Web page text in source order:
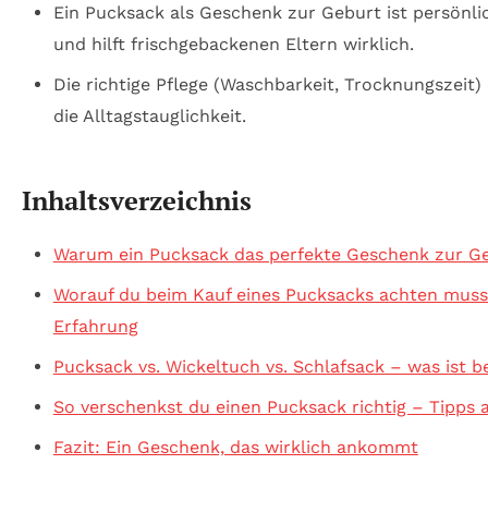
Ein Pucksack als Geschenk zur Geburt ist
und hilft frischgebackenen Eltern wirklich.
Die richtige Pflege (Waschbarkeit,
die Alltagstauglichkeit.
Inhaltsverzeichnis
Warum ein Pucksack das perfekte Geschenk zur
Worauf du beim Kauf eines Pucksacks achten
Erfahrung
Pucksack vs. Wickeltuch vs. Schlafsack – was ist
So verschenkst du einen Pucksack richtig – Tipps
Fazit: Ein Geschenk, das wirklich ankommt